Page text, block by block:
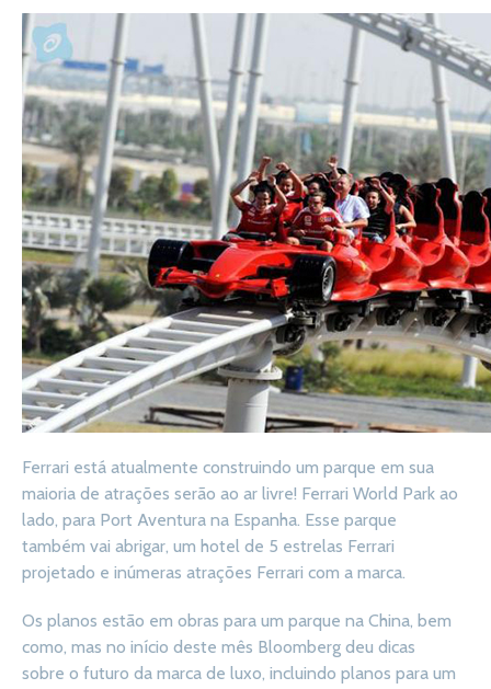
Ferrari está atualmente construindo um parque em sua
maioria de atrações serão ao ar livre! Ferrari World Park ao
lado, para Port Aventura na Espanha. Esse parque
também vai abrigar, um hotel de 5 estrelas Ferrari
projetado e inúmeras atrações Ferrari com a marca.
Os planos estão em obras para um parque na China, bem
como, mas no início deste mês Bloomberg deu dicas
sobre o futuro da marca de luxo, incluindo planos para um